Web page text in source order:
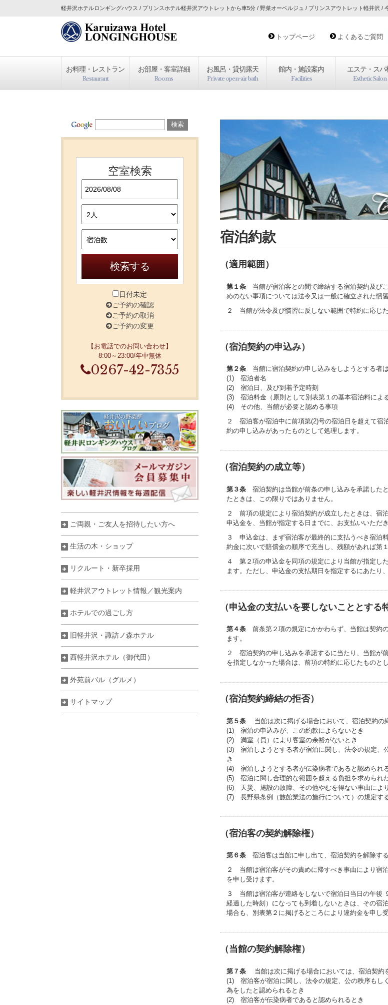
軽井沢ホテルロンギングハウス / プリンスホテル軽井沢アウトレットから車5分 / 野菜オーベルジュ / プリンスアウトレット軽井沢 /
トップページ よくあるご質問
お料理・レストラン
Restaurant
お部屋・客室詳細
Rooms
お風呂・貸切露天
Private open-air bath
館内・施設案内
Facilities
エステ・スパ
Esthetic Salon
宿泊約款
（適用範囲）
第１条当館が宿泊客との間で締結する宿泊契約及び
めのない事項については法令又は一般に確立された慣
２ 当館が法令及び慣習に反しない範囲で特約に応じ
（宿泊契約の申込み）
第２条当館に宿泊契約の申し込みをしようとする者
(1) 宿泊者名
(2) 宿泊日、及び到着予定時刻
(3) 宿泊料金（原則として別表第１の基本宿泊料による
(4) その他、当館が必要と認める事項
２ 宿泊客が宿泊中に前項第(2)号の宿泊日を超えて宿
約の申し込みがあったものとして処理します。
（宿泊契約の成立等）
第３条宿泊契約は当館が前条の申し込みを承諾した
たときは、この限りではありません。
２ 前項の規定により宿泊契約が成立したときは、宿
申込金を、当館が指定する日までに、お支払いいただき
３ 申込金は、まず宿泊客が最終的に支払うべき宿泊
約金に次いで賠償金の順序で充当し、残額があれば第
４ 第２項の申込金を同項の規定により当館が指定し
ます。ただし、申込金の支払期日を指定するにあたり
（申込金の支払いを要しないこととする
第４条前条第２項の規定にかかわらず、当館は契約
ます。
２ 宿泊契約の申し込みを承諾するに当たり、当館が
を指定しなかった場合は、前項の特約に応じたものと
（宿泊契約締結の拒否）
第５条
当館は次に掲げる場合において、宿泊契約の
(1) 宿泊の申込みが、この約款によらないとき
(2) 満室（員）により客室の余裕がないとき
(3) 宿泊しようとする者が宿泊に関し、法令の規定、
き
(4) 宿泊しようとする者が伝染病者であると認められ
(5) 宿泊に関し合理的な範囲を超える負担を求められ
(6) 天災、施設の故障、その他やむを得ない事由によ
(7) 長野県条例（旅館業法の施行について）の規定す
（宿泊客の契約解除権）
第６条宿泊客は当館に申し出て、宿泊契約を解除する
２ 当館は宿泊客がその責めに帰すべき事由により宿
を申し受けます。
３ 当館は宿泊客が連絡をしないで宿泊日当日の午後
経過した時刻）になっても到着しないときは、その宿
場合も、別表第２に掲げるところにより違約金を申し受
（当館の契約解除権）
第７条
当館は次に掲げる場合においては、宿泊契約
(1) 宿泊客が宿泊に関し、法令の規定、公の秩序もし
為をしたと認められるとき
(2) 宿泊客が伝染病者であると認められるとき
空室検索
検索する
日付未定
ご予約の確認
ご予約の取消
ご予約の変更
【お電話でのお問い合わせ】
8:00～23:00/年中無休
0267-42-7355
ご両親・ご友人を招待したい方へ
生活の木・ショップ
リクルート・新卒採用
軽井沢アウトレット情報／観光案内
ホテルでの過ごし方
旧軽井沢・諏訪ノ森ホテル
西軽井沢ホテル（御代田）
外苑前バル（グルメ）
サイトマップ
よくあるご質問
レストラン最新情報
西軽井沢ホテル
外苑前バル（グルメ）
宿泊プラン一覧
予約確認 予約変更 予約のキャンセル
0267-42-
閉じる